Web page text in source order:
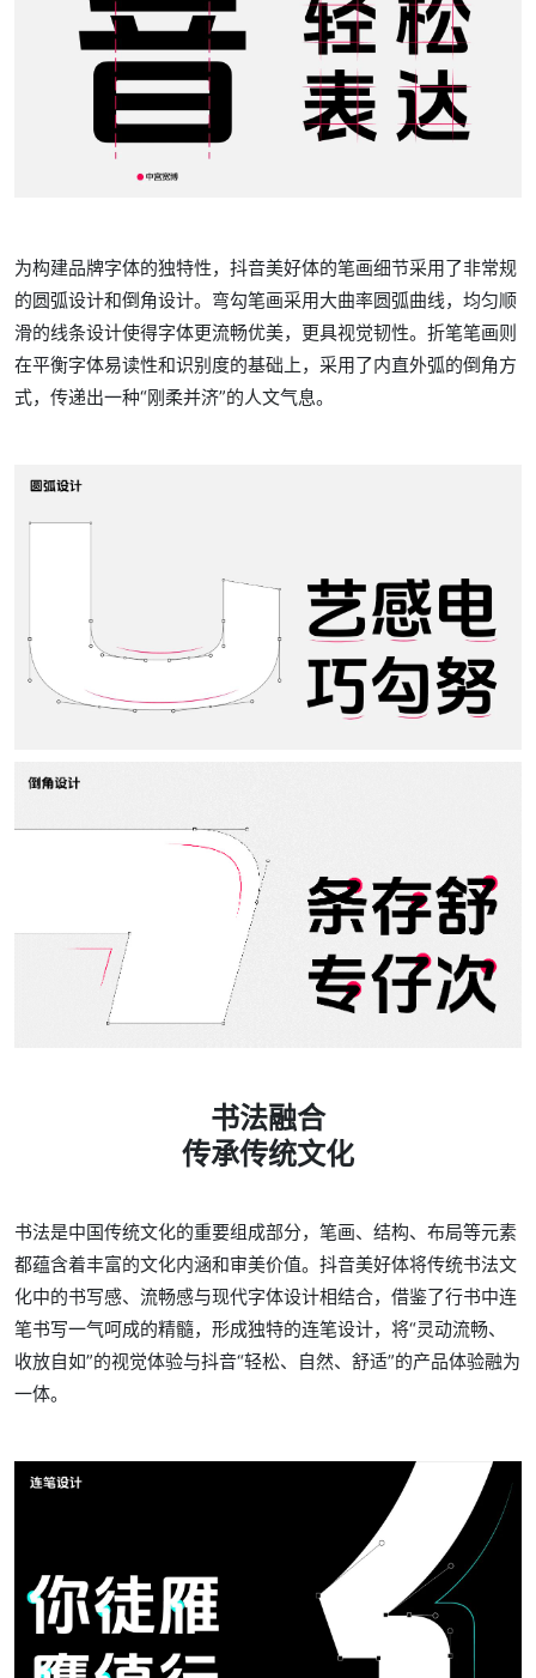
为构建品牌字体的独特性，抖音美好体的笔画细节采用了非常规
的圆弧设计和倒角设计。弯勾笔画采用大曲率圆弧曲线，均匀顺
滑的线条设计使得字体更流畅优美，更具视觉韧性。折笔笔画则
在平衡字体易读性和识别度的基础上，采用了内直外弧的倒角方
式，传递出一种“刚柔并济”的人文气息。
书法融合
传承传统文化
书法是中国传统文化的重要组成部分，笔画、结构、布局等元素
都蕴含着丰富的文化内涵和审美价值。抖音美好体将传统书法文
化中的书写感、流畅感与现代字体设计相结合，借鉴了行书中连
笔书写一气呵成的精髓，形成独特的连笔设计，将“灵动流畅、
收放自如”的视觉体验与抖音“轻松、自然、舒适”的产品体验融为
一体。